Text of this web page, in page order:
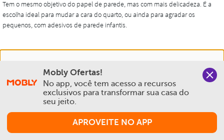
experiência na Mobly. Quando você navega no nosso site,
aceita esta condição
Política de Privacidade e Cookies
Mobly Ofertas!
No app, você tem acesso a recursos
exclusivos para transformar sua casa do
seu jeito.
APROVEITE NO APP